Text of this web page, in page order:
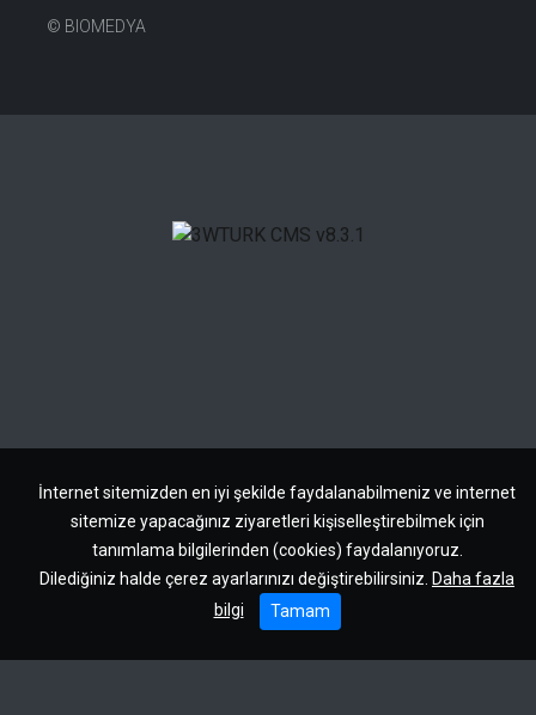
İnternet sitemizden en iyi şekilde faydalanabilmeniz ve internet
sitemize yapacağınız ziyaretleri kişiselleştirebilmek için
tanımlama bilgilerinden (cookies) faydalanıyoruz.
Dilediğiniz halde çerez ayarlarınızı değiştirebilirsiniz. Daha fazla
bilgi
Tamam
© BIOMEDYA